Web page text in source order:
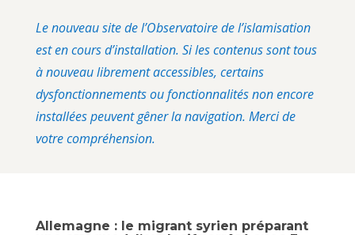
Le nouveau site de l’Observatoire de l’islamisation
est en cours d’installation. Si les contenus sont tous
à nouveau librement accessibles, certains
dysfonctionnements ou fonctionnalités non encore
installées peuvent gêner la navigation. Merci de
votre compréhension.
Allemagne : le migrant syrien préparant